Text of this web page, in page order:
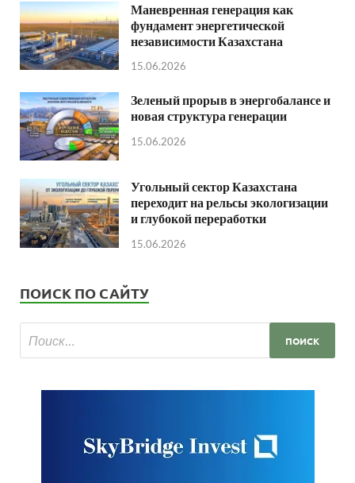
Маневренная генерация как
фундамент энергетической
независимости Казахстана
15.06.2026
Зеленый прорыв в энергобалансе и
новая структура генерации
15.06.2026
Угольный сектор Казахстана
переходит на рельсы экологизации
и глубокой переработки
15.06.2026
ПОИСК ПО САЙТУ